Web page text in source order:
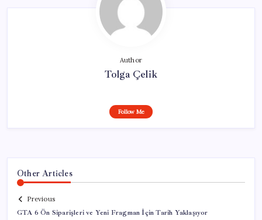
Author
Tolga Çelik
Follow Me
Other Articles
Previous
GTA 6 Ön Siparişleri ve Yeni Fragman İçin Tarih Yaklaşıyor